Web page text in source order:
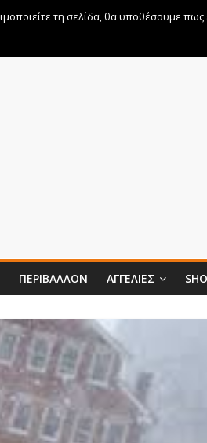
ΠΕΡΙΒΆΛΛΟΝ ΑΓΓΕΛΊΕΣ
τη σελίδα, θα υποθέσουμε πως